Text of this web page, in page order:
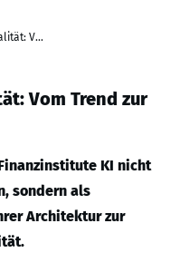
KI gegen Finanzkriminalität: Vom Trend zur Pflichttechnologie
Vom Trend zur
KI nicht
sondern als
Architektur zur